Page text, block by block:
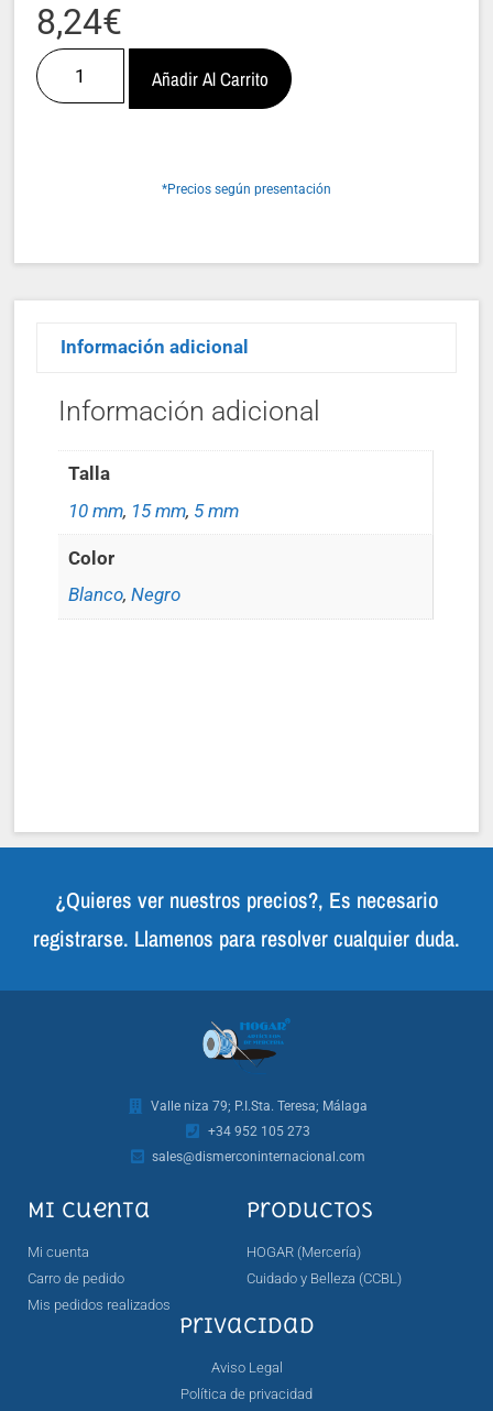
8,24€
Añadir Al Carrito
*Precios según presentación
Información adicional
Información adicional
Talla
10 mm, 15 mm, 5 mm
Color
Blanco, Negro
¿Quieres ver nuestros precios?, Es necesario
registrarse. Llamenos para resolver cualquier duda.
Valle niza 79; P.I.Sta. Teresa; Málaga
+34 952 105 273
sales@dismerconinternacional.com
Mi cuenta
Mi cuenta
Carro de pedido
Mis pedidos realizados
Productos
HOGAR (Mercería)
Cuidado y Belleza (CCBL)
Privacidad
Aviso Legal
Política de privacidad